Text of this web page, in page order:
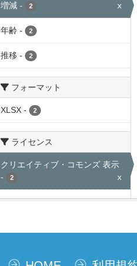
増減 - 2 x
年齢 - 2
推移 - 2
フォーマット
XLSX - 2
ライセンス
クリエイティブ・コモンズ 表示
-
2 x